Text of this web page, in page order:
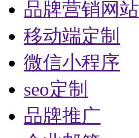
品牌营销网站
移动端定制
微信小程序
seo定制
品牌推广